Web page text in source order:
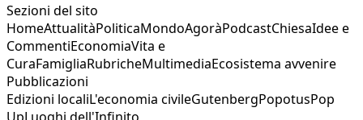
Sezioni del sito
HomeAttualitàPoliticaMondoAgoràPodcastChiesaIdee e
CommentiEconomiaVita e
CuraFamigliaRubricheMultimediaEcosistema avvenire
Pubblicazioni
Edizioni localiL'economia civileGutenbergPopotusPop